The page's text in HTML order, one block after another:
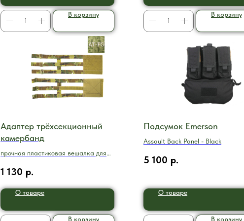
В корзину В корзину
Адаптер трёхсекционный
камербанд
прочная пластиковая вешалка для
1 130 р.
О товаре
В корзину
Подсумок Emerson
Assault Back Panel - Black
5 100 р.
О товаре
В корзину